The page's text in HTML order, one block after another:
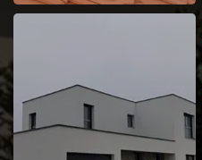
Pose et
changement de
fenêtre de toit et